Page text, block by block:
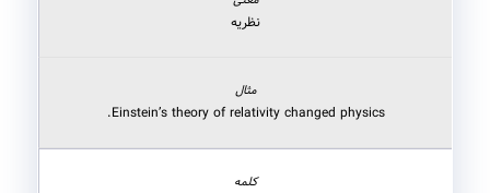
نظریه
Einstein’s theory of relativity changed physics.